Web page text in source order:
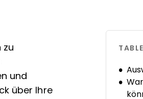
zu
und
über Ihre